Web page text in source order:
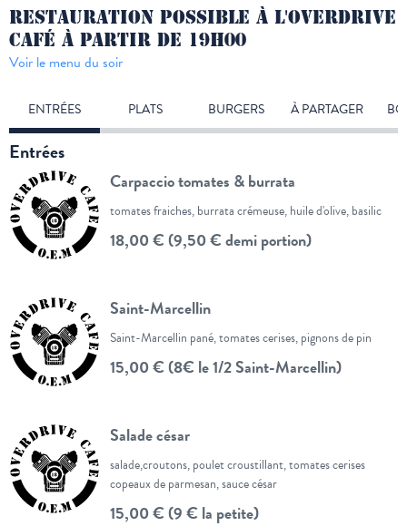
RESTAURATION POSSIBLE À L'OVERDRIVE
CAFÉ À PARTIR DE 19H00
Voir le menu du soir
ENTRÉES PLATS BURGERS À PARTAGER
Entrées
Carpaccio tomates & burrata
tomates fraiches, burrata crémeuse, huile d'olive, basilic
18,00 € (9,50 € demi portion)
Saint-Marcellin
Saint-Marcellin pané, tomates cerises, pignons de pin
15,00 € (8€ le 1/2 Saint-Marcellin)
Salade césar
salade,croutons, poulet croustillant, tomates cerises
copeaux de parmesan, sauce césar
15,00 € (9 € la petite)